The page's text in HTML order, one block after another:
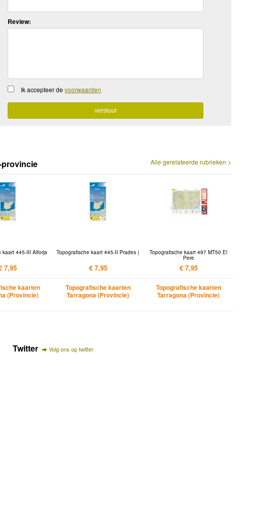
Review:
Ik accepteer devoorwaarden
Alle gerelateerde rubrieken >
kaart 445-III Alforja
7,95
kaarten
(Provincie)
Topografische kaart 445-II Prades |
€ 7,95
Topografische kaarten
Tarragona (Provincie)
Topografische kaart 497 MT50 El
Pere
€ 7,95
Topografische kaarten
Tarragona (Provincie)
Twitter Volg ons op twitter